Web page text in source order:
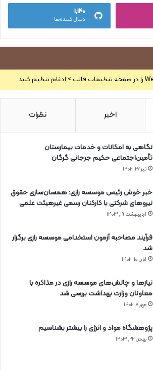
۱,۱۴۰
دنبال کننده‌ها
اخیر نظرات
نگاهی به امکانات و خدمات بیمارستان
تأمین‌اجتماعی حکیم جرجانی گرگان
تیر ۲۶, ۱۴۰۲
خبر خوش رئیس موسسه رازی: همسان‌سازی حقوق
نیروهای شرکتی با کارکنان رسمی غیرهیئت علمی
اردیبهشت ۱۹, ۱۴۰۳
فرآیند مصاحبه آزمون استخدامی موسسه رازی برگزار
شد
آبان ۱۰, ۱۴۰۲
نیازها و چالش‌های موسسه رازی در مذاکره با
معاونان وزارت بهداشت بررسی شد
مهر ۸, ۱۴۰۲
پژوهشگاه مواد و انرژی را بیشتر بشناسیم
بهمن ۲۲, ۱۴۰۳